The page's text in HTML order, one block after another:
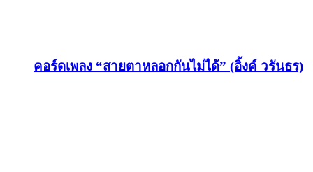
คอร์ดเพลง “สายตาหลอกกันไม่ได้” (อิ้งค์ วรันธร)